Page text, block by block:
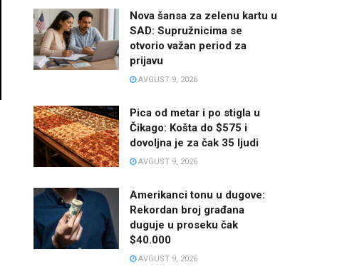
Nova šansa za zelenu kartu u
SAD: Supružnicima se
otvorio važan period za
prijavu
AVGUST 9, 2026
Pica od metar i po stigla u
Čikago: Košta do $575 i
dovoljna je za čak 35 ljudi
AVGUST 9, 2026
Amerikanci tonu u dugove:
Rekordan broj građana
duguje u proseku čak
$40.000
AVGUST 9, 2026